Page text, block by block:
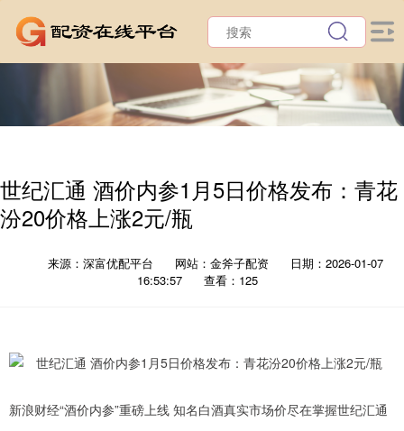
世纪汇通 酒价内参1月5日价格发布：青花
汾20价格上涨2元/瓶
来源：深富优配平台 网站：金斧子配资
日期：2026-01-07
16:53:57
查看：125
新浪财经“酒价内参”重磅上线 知名白酒真实市场价尽在掌握世纪汇通